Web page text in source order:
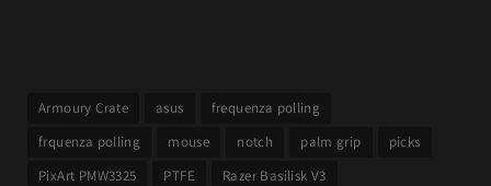
Armoury Crate asus
frequenza polling
frquenza polling
mouse notch palm grip
picks
PixArt PMW3325
PTFE
Razer Basilisk V3